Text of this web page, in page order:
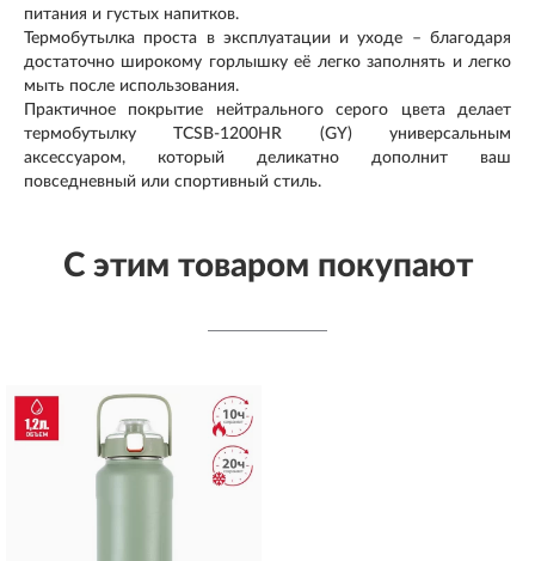
питания и густых напитков.
Термобутылка проста в эксплуатации и уходе – благодаря
достаточно широкому горлышку её легко заполнять и легко
мыть после использования.
Практичное покрытие нейтрального серого цвета делает
термобутылку TCSB-1200HR (GY) универсальным
аксессуаром, который деликатно дополнит ваш
повседневный или спортивный стиль.
С этим товаром покупают